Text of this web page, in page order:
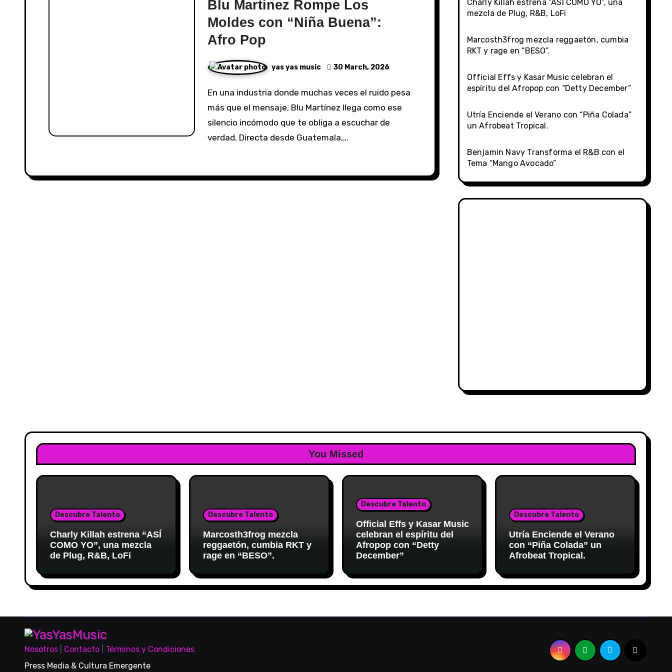
Blu Martínez Rompe Los
Moldes con “Niña Buena”:
Afro Pop
yas yas music 30 March, 2026
En una industria donde muchas veces el ruido pesa
más que el mensaje, Blu Martínez llega como ese
silencio incómodo que te obliga a escuchar de
verdad. Directa desde Guatemala,…
Charly Killah estrena “ASÍ COMO YO”, una
mezcla de Plug, R&B, LoFi
Marcosth3frog mezcla reggaetón, cumbia
RKT y rage en “BESO”.
Official Effs y Kasar Music celebran el
espíritu del Afropop con “Detty December”
Utría Enciende el Verano con “Piña Colada”
un Afrobeat Tropical.
Benjamin Navy Transforma el R&B con el
Tema “Mango Avocado”
You Missed
Descubre Talento
Charly Killah estrena “ASÍ
COMO YO”, una mezcla
de Plug, R&B, LoFi
Descubre Talento
Marcosth3frog mezcla
reggaetón, cumbia RKT y
rage en “BESO”.
Descubre Talento
Official Effs y Kasar Music
celebran el espíritu del
Afropop con “Detty
December”
Descubre Talento
Utría Enciende el Verano
con “Piña Colada” un
Afrobeat Tropical.
Nosotros Contacto
Términos y Condiciones
Press Media & Cultura Emergente